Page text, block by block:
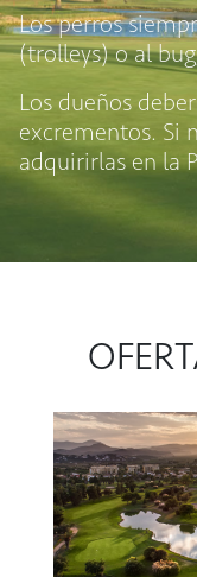
Los perros
(trolleys) o al
Los dueños
excrementos. Si
adquirirlas en la